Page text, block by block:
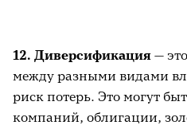
12. Диверсификация —
между разными видами
риск потерь. Это могут
компаний, облигации,